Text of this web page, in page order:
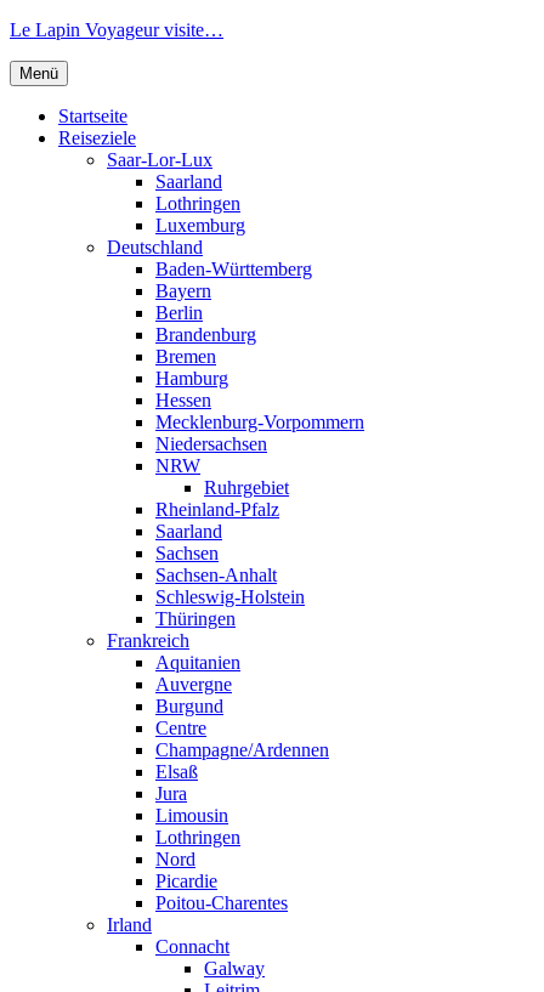
Zum
springen
Le Lapin Voyageur visite…
Menü
Startseite
Reiseziele
Saar-Lor-Lux
Saarland
Lothringen
Luxemburg
Deutschland
Baden-Württemberg
Bayern
Berlin
Brandenburg
Bremen
Hamburg
Hessen
Mecklenburg-Vorpommern
Niedersachsen
NRW
Ruhrgebiet
Rheinland-Pfalz
Saarland
Sachsen
Sachsen-Anhalt
Schleswig-Holstein
Thüringen
Frankreich
Aquitanien
Auvergne
Burgund
Centre
Champagne/Ardennen
Elsaß
Jura
Limousin
Lothringen
Nord
Picardie
Poitou-Charentes
Irland
Connacht
Galway